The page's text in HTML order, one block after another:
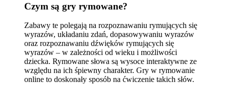
Czym są gry rymowane?
Zabawy te polegają na rozpoznawaniu rymujących się
wyrazów, układaniu zdań, dopasowywaniu wyrazów
oraz rozpoznawaniu dźwięków rymujących się
wyrazów – w zależności od wieku i możliwości
dziecka. Rymowane słowa są wysoce interaktywne ze
względu na ich śpiewny charakter. Gry w rymowanie
online to doskonały sposób na ćwiczenie takich słów.